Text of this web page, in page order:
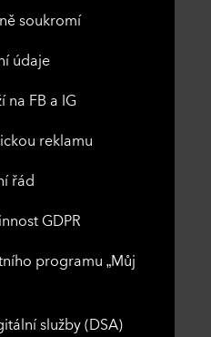
soukromí
údaje
na FB a IG
reklamu
řád
GDPR
programu „Můj
služby (DSA)